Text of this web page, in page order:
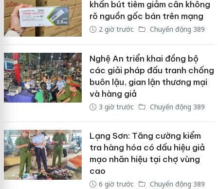
khẩn bút tiêm giảm cân không
rõ nguồn gốc bán trên mạng
2 giờ trước Chuyển động 389
Nghệ An triển khai đồng bộ
các giải pháp đấu tranh chống
buôn lậu, gian lận thương mại
và hàng giả
3 giờ trước Chuyển động 389
Lạng Sơn: Tăng cường kiểm
tra hàng hóa có dấu hiệu giả
mạo nhãn hiệu tại chợ vùng
cao
6 giờ trước Chuyển động 389